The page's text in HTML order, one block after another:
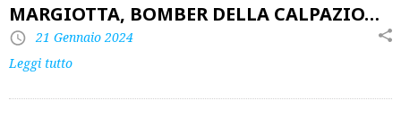
MARGIOTTA, BOMBER DELLA CALPAZIO…
21 Gennaio 2024
Leggi tutto